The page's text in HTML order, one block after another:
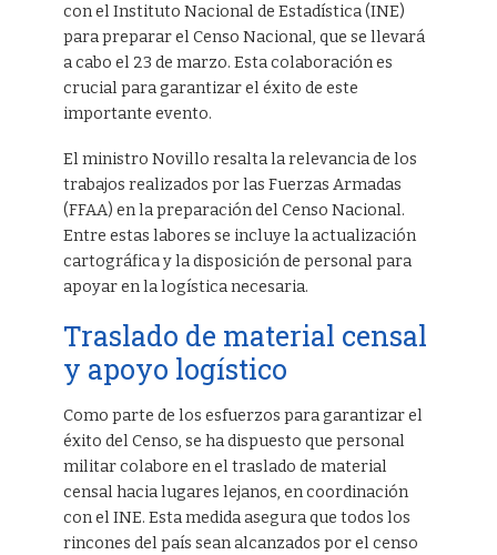
con el Instituto Nacional de Estadística (INE)
para preparar el Censo Nacional, que se llevará
a cabo el 23 de marzo. Esta colaboración es
crucial para garantizar el éxito de este
importante evento.
El ministro Novillo resalta la relevancia de los
trabajos realizados por las Fuerzas Armadas
(FFAA) en la preparación del Censo Nacional.
Entre estas labores se incluye la actualización
cartográfica y la disposición de personal para
apoyar en la logística necesaria.
Traslado de material censal
y apoyo logístico
Como parte de los esfuerzos para garantizar el
éxito del Censo, se ha dispuesto que personal
militar colabore en el traslado de material
censal hacia lugares lejanos, en coordinación
con el INE. Esta medida asegura que todos los
rincones del país sean alcanzados por el censo